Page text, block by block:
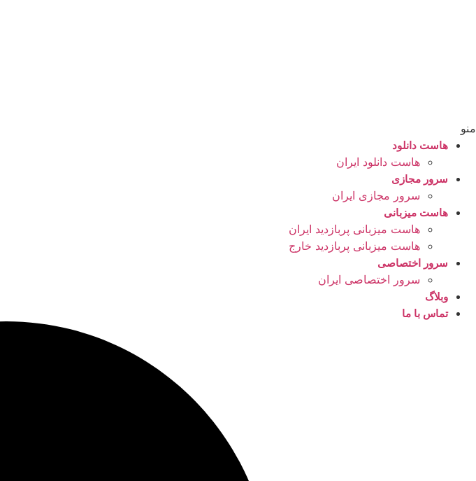
منو
هاست دانلود
هاست دانلود ایران
سرور مجازی
سرور مجازی ایران
هاست میزبانی
هاست میزبانی پربازدید ایران
هاست میزبانی پربازدید خارج
سرور اختصاصی
سرور اختصاصی ایران
وبلاگ
تماس با ما